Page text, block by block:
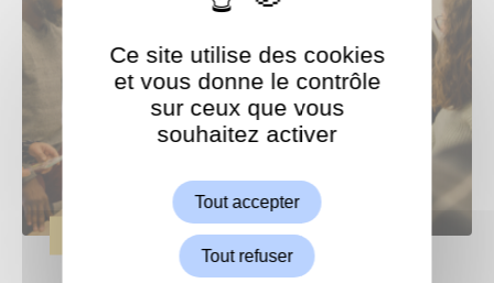
ShareThis est désactivé.
Ce site utilise des cookies
et vous donne le contrôle
sur ceux que vous
souhaitez activer
Tout accepter
Tout refuser